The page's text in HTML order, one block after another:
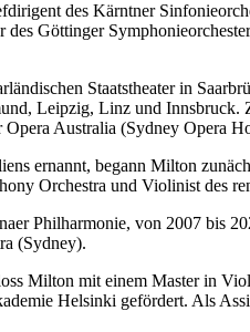
des Kärntner
Göttinger
Staatstheater in
Leipzig, Linz und Innsbruck.
Opera Australia (Sydney Opera
ernannt, begann Milton
Orchestra und Violinist des
Philharmonie, von 2007 bis
(Sydney).
Milton mit einem Master in
Helsinki gefördert. Als